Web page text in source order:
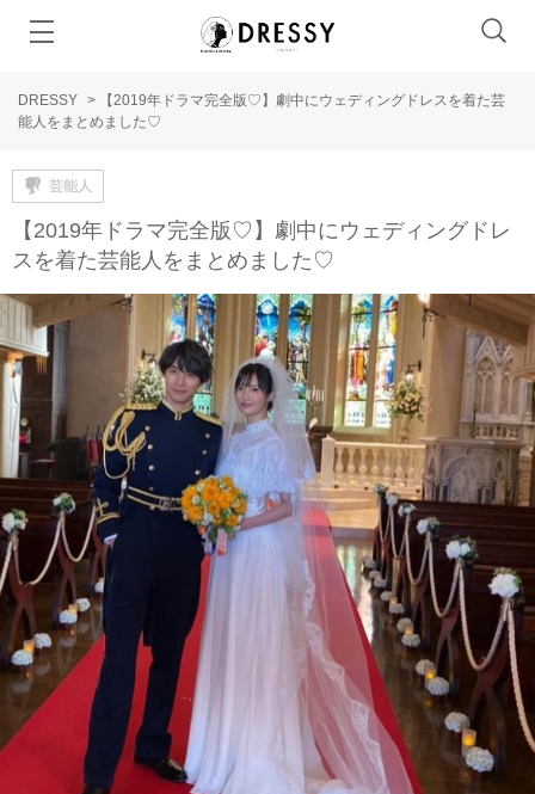
DRESSY >
【2019年ドラマ完全版♡】劇中にウェディングドレスを着た芸
能人をまとめました♡
芸能人
【2019年ドラマ完全版♡】劇中にウェディングドレ
スを着た芸能人をまとめました♡